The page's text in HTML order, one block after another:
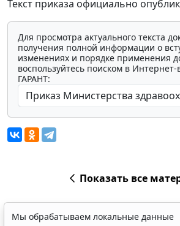
Текст приказа официально
Для просмотра актуального текста
получения полной информации о
изменениях и порядке применения
воспользуйтесь поиском в
ГАРАНТ:
Показать все
Мы обрабатываем локальные данные